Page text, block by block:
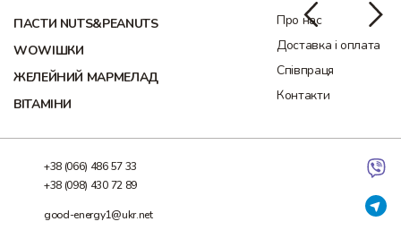
ПАСТИ NUTS&PEANUTS
WOWІШКИ
ЖЕЛЕЙНИЙ МАРМЕЛАД
ВІТАМІНИ
Про нас
Доставка і оплата
Співпраця
Контакти
+38 (066) 486 57 33
+38 (098) 430 72 89
good-energy1@ukr.net